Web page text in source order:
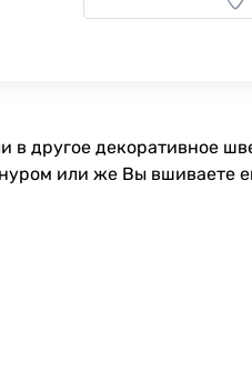
другое декоративное
или же Вы вшиваете